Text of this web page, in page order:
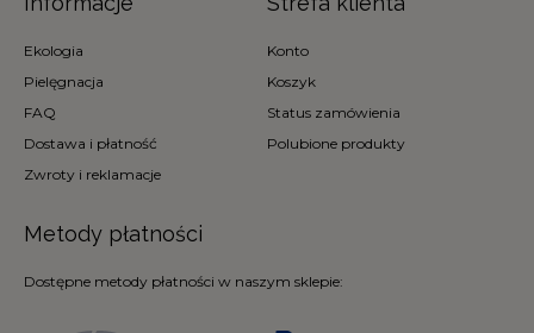
Ekologia
Pielęgnacja
FAQ
Dostawa i płatność
Zwroty i reklamacje
Konto
Koszyk
Status zamówienia
Polubione produkty
Metody płatności
Dostępne metody płatności w naszym sklepie: